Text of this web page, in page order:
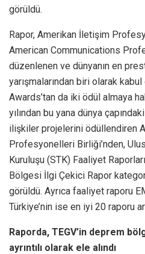
görüldü.
Rapor, Amerikan İletişim
American Communications
düzenlenen ve dünyanın en
yarışmalarından biri olarak
Awards’tan da iki ödül almaya
yılından bu yana dünya
ilişkiler projelerini ödüllendiren
Profesyonelleri Birliği’nden,
Kuruluşu (STK) Faaliyet
Bölgesi İlgi Çekici Rapor
görüldü. Ayrıca faaliyet raporu
Türkiye’nin ise en iyi 20 raporu
Raporda, TEGV’in deprem
ayrıntılı olarak ele alındı